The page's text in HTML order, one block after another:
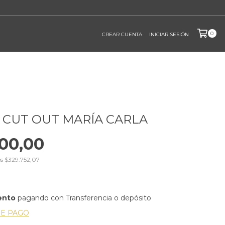
CREAR CUENTA INICIAR SESIÓN 0
OUT MARÍA CARLA
$329.752,07
pagando con Transferencia o depósito
PAGO